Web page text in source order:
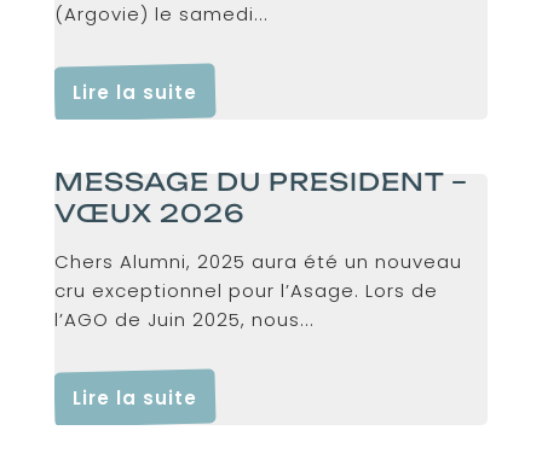
(Argovie) le samedi...
Lire la suite
MESSAGE DU PRESIDENT –
VŒUX 2026
Chers Alumni, 2025 aura été un nouveau
cru exceptionnel pour l’Asage. Lors de
l’AGO de Juin 2025, nous...
Lire la suite